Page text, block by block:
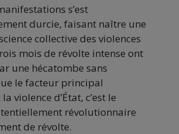
s’est
durcie, faisant naître une
collective des violences
mois de révolte intense ont
une hécatombe sans
le facteur principal
violence d’État, c’est le
révolutionnaire
de révolte.